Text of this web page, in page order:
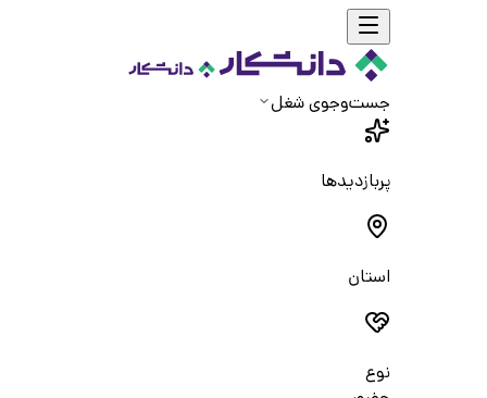
جست‌و‌جوی شغل
پربازدیدها
استان
نوع